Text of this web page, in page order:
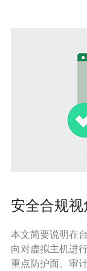
安全合规
本文简要说明在
向对虚拟主机进
重点防护面、审